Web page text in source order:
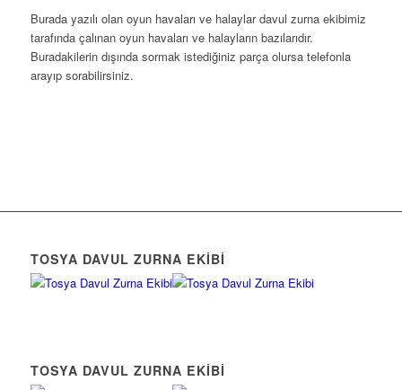
Burada yazılı olan oyun havaları ve halaylar davul zurna ekibimiz
tarafında çalınan oyun havaları ve halayların bazılarıdır.
Buradakilerin dışında sormak istediğiniz parça olursa telefonla
arayıp sorabilirsiniz.
TOSYA DAVUL ZURNA EKIBI
TOSYA DAVUL ZURNA EKIBI